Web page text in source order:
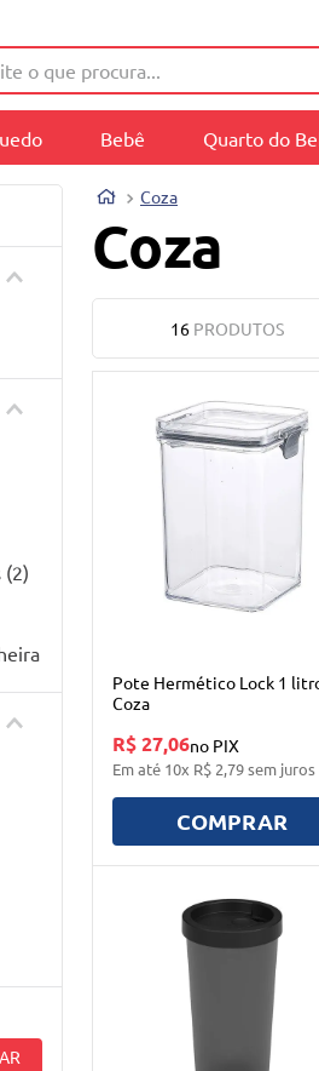
que procura...
Bebê Quarto do
(2)
Coza
Coza
16 PRODUTOS
Pote Hermético Lock 1
Coza
R$ 27,06no PIX
Em até 10x R$ 2,79sem juros
COMPRAR